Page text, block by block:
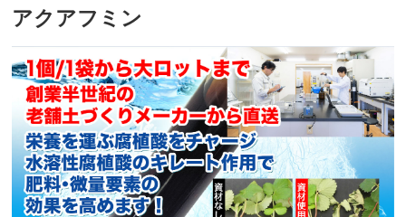
アクアフミン